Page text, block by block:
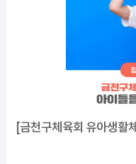
[금천구체육회 유아생활